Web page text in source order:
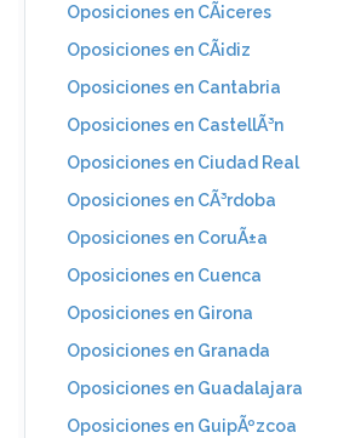
Oposiciones en CÃ¡ceres
Oposiciones en CÃ¡diz
Oposiciones en Cantabria
Oposiciones en CastellÃ³n
Oposiciones en Ciudad Real
Oposiciones en CÃ³rdoba
Oposiciones en CoruÃ±a
Oposiciones en Cuenca
Oposiciones en Girona
Oposiciones en Granada
Oposiciones en Guadalajara
Oposiciones en GuipÃºzcoa